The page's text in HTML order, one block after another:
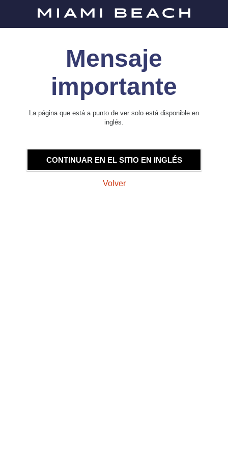
Mensaje
importante
La página que está a punto de ver solo está disponible en
inglés.
CONTINUAR EN EL SITIO EN INGLÉS
Volver